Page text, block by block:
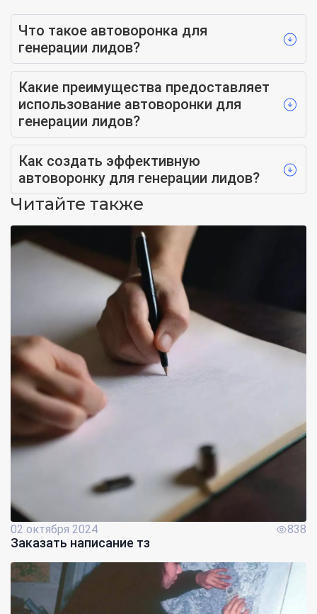
Что такое автоворонка для
генерации лидов?
Какие преимущества предоставляет
использование автоворонки для
генерации лидов?
Как создать эффективную
автоворонку для генерации лидов?
Читайте также
02 октября 2024 838
Заказать написание тз